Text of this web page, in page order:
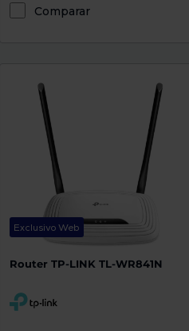
Comparar
Exclusivo Web
Router TP-LINK TL-WR841N